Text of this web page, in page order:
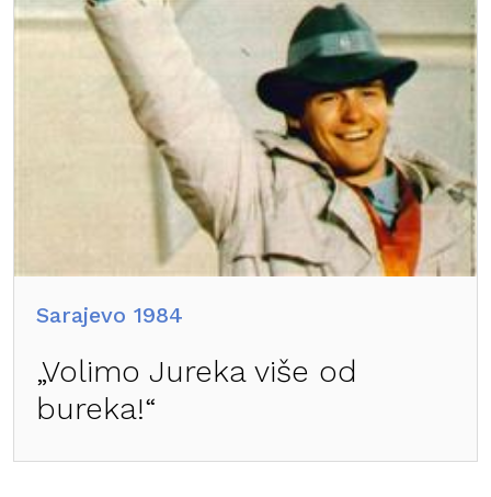
Sarajevo 1984
„Volimo Jureka više od
bureka!“